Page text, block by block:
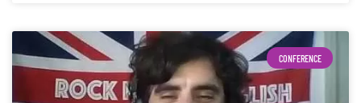
CONFERENCE